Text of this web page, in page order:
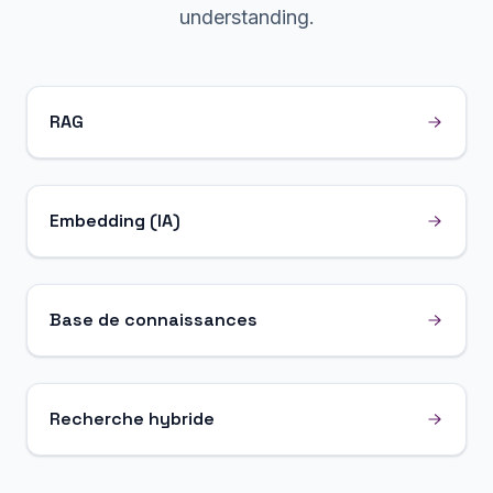
understanding.
RAG
Embedding (IA)
Base de connaissances
Recherche hybride